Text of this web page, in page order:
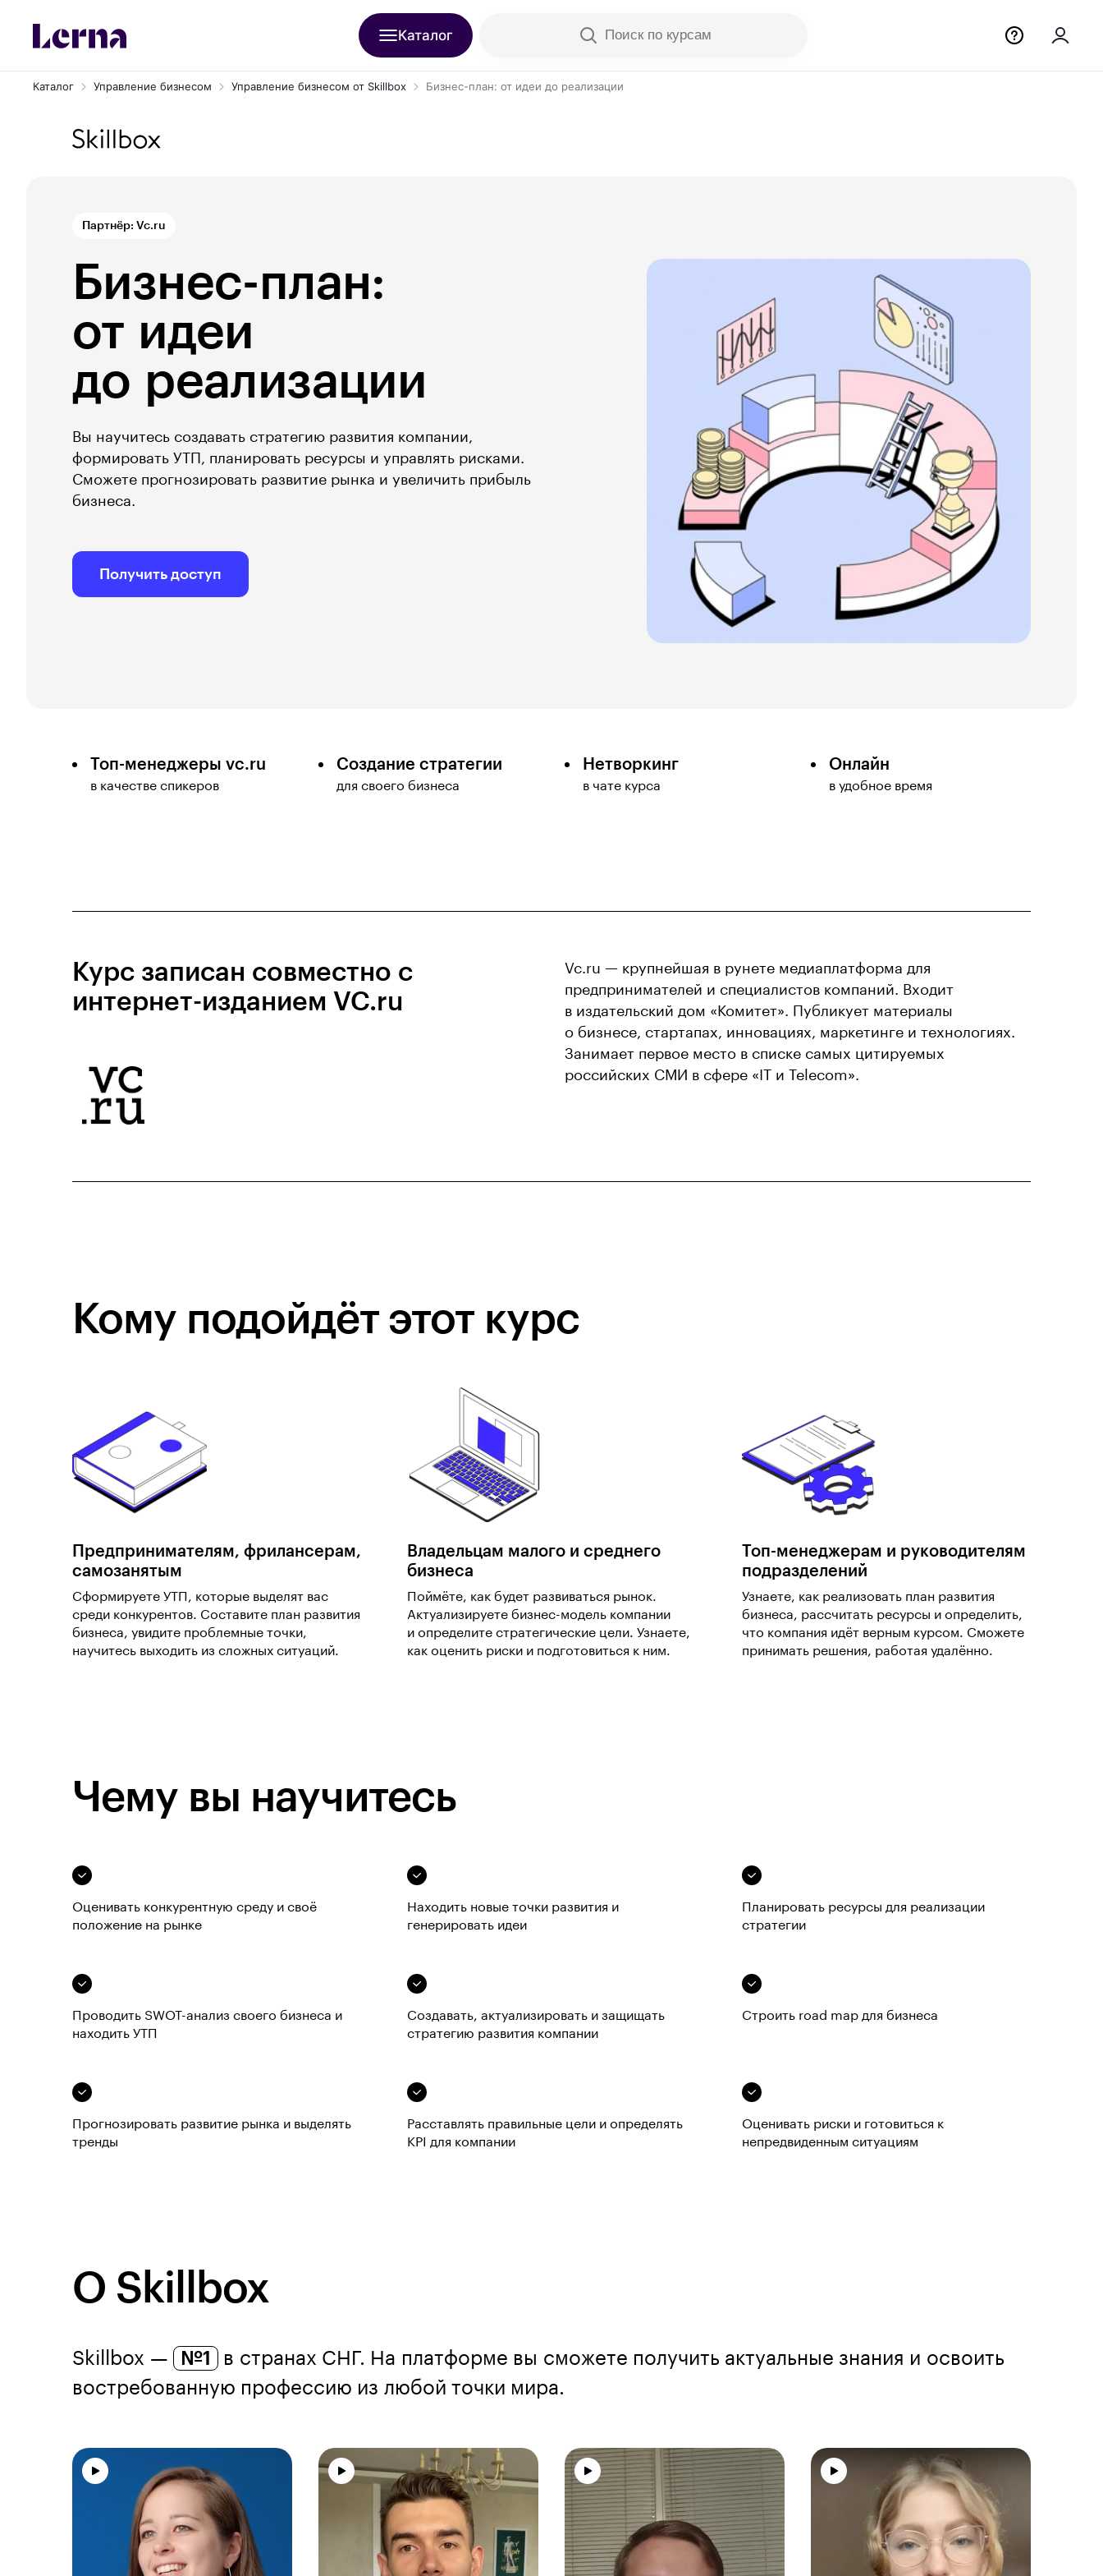
Каталог Поиск по курсам
Каталог Управление бизнесом Управление бизнесом от Skillbox Бизнес-план: от идеи до реализации
Получить доступ
Партнёр: Vc.ru
Бизнес-план:
от идеи
до реализации
Вы научитесь создавать стратегию развития компании,
формировать УТП, планировать ресурсы и управлять рисками.
Сможете прогнозировать развитие рынка и увеличить прибыль
бизнеса.
Топ-менеджеры vc.ru
в качестве спикеров
Создание стратегии
для своего бизнеса
Нетворкинг
в чате курса
Онлайн
в удобное время
Курс записан совместно с
интернет-изданием VC.ru
Vc.ru — крупнейшая в рунете медиаплатформа для
предпринимателей и специалистов компаний. Входит
в издательский дом «Комитет». Публикует материалы
о бизнесе, стартапах, инновациях, маркетинге и технологиях.
Занимает первое место в списке самых цитируемых
российских СМИ в сфере «IT и Telecom».
Кому подойдёт этот курс
Предпринимателям, фрилансерам,
самозанятым
Сформируете УТП, которые выделят вас
среди конкурентов. Составите план развития
бизнеса, увидите проблемные точки,
научитесь выходить из сложных ситуаций.
Владельцам малого и среднего
бизнеса
Поймёте, как будет развиваться рынок.
Актуализируете бизнес-модель компании
и определите стратегические цели. Узнаете,
как оценить риски и подготовиться к ним.
Топ-менеджерам и руководителям
подразделений
Узнаете, как реализовать план развития
бизнеса, рассчитать ресурсы и определить,
что компания идёт верным курсом. Сможете
принимать решения, работая удалённо.
Чему вы научитесь
Оценивать конкурентную среду и своё
положение на рынке
Находить новые точки развития и
генерировать идеи
Планировать ресурсы для реализации
стратегии
Проводить SWOT-анализ своего бизнеса и
находить УТП
Создавать, актуализировать и защищать
стратегию развития компании
Строить road map для бизнеса
Прогнозировать развитие рынка и выделять
тренды
Расставлять правильные цели и определять
KPI для компании
Оценивать риски и готовиться к
непредвиденным ситуациям
О Skillbox
Skillbox — №1
в странах СНГ. На платформе вы сможете получить актуальные знания и освоить
востребованную профессию из любой точки мира.